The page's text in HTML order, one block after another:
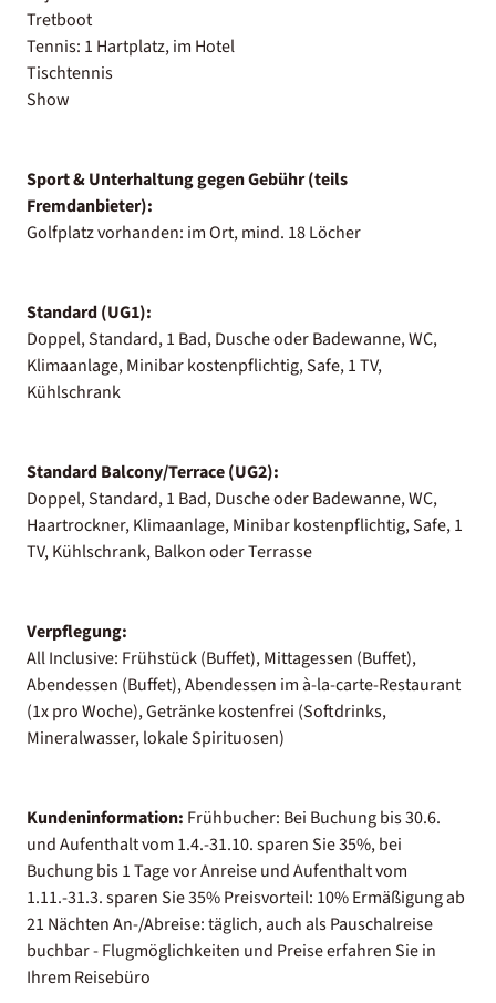
Tretboot
Tennis: 1 Hartplatz, im Hotel
Tischtennis
Show
Sport & Unterhaltung gegen Gebühr (teils
Fremdanbieter):
Golfplatz vorhanden: im Ort, mind. 18 Löcher
Standard (UG1):
Doppel, Standard, 1 Bad, Dusche oder Badewanne, WC,
Klimaanlage, Minibar kostenpflichtig, Safe, 1 TV,
Kühlschrank
Standard Balcony/Terrace (UG2):
Doppel, Standard, 1 Bad, Dusche oder Badewanne, WC,
Haartrockner, Klimaanlage, Minibar kostenpflichtig, Safe, 1
TV, Kühlschrank, Balkon oder Terrasse
Verpflegung:
All Inclusive: Frühstück (Buffet), Mittagessen (Buffet),
Abendessen (Buffet), Abendessen im à-la-carte-Restaurant
(1x pro Woche), Getränke kostenfrei (Softdrinks,
Mineralwasser, lokale Spirituosen)
Kundeninformation: Frühbucher: Bei Buchung bis 30.6.
und Aufenthalt vom 1.4.-31.10. sparen Sie 35%, bei
Buchung bis 1 Tage vor Anreise und Aufenthalt vom
1.11.-31.3. sparen Sie 35% Preisvorteil: 10% Ermäßigung ab
21 Nächten An-/Abreise: täglich, auch als Pauschalreise
buchbar - Flugmöglichkeiten und Preise erfahren Sie in
Ihrem Reisebüro